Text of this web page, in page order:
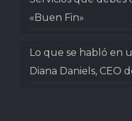
«Buen Fin»
Lo que se habló en
Diana Daniels, CEO